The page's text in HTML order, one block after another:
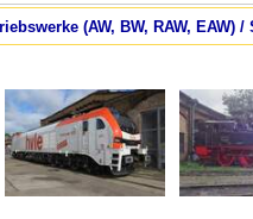
(AW, BW, RAW, EAW)